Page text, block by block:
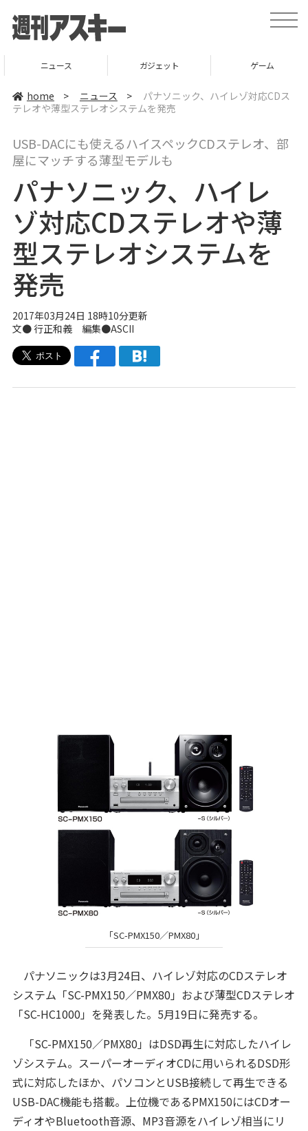
t
o
v
t
i
ニュース ガジェット ゲーム
home > ニュース >
パナソニック、ハイレゾ対応CDス
テレオや薄型ステレオシステムを発売
USB-DACにも使えるハイスペックCDステレオ、部
屋にマッチする薄型モデルも
パナソニック、ハイレ
ゾ対応CDステレオや薄
型ステレオシステムを
発売
2017年03月24日 18時10分更新
文● 行正和義 編集●ASCII
「SC-PMX150／PMX80」
パナソニックは3月24日、ハイレゾ対応のCDステレオ
システム「SC-PMX150／PMX80」および薄型CDステレオ
「SC-HC1000」を発表した。5月19日に発売する。
「SC-PMX150／PMX80」はDSD再生に対応したハイレ
ゾシステム。スーパーオーディオCDに用いられるDSD形
式に対応したほか、パソコンとUSB接続して再生できる
USB-DAC機能も搭載。上位機であるPMX150にはCDオー
ディオやBluetooth音源、MP3音源をハイレゾ相当にリ